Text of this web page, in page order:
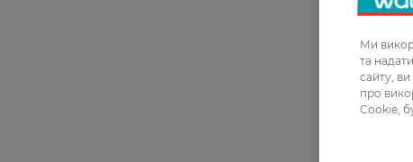
169,99 ГРН
Ми
та
сайту,
про
Cookie,